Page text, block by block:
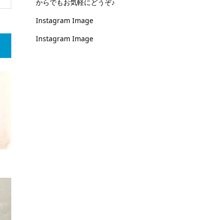
からでもお気軽にどうぞ♪
Instagram Image
Instagram Image